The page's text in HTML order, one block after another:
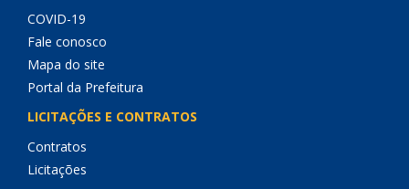
COVID-19
Fale conosco
Mapa do site
Portal da Prefeitura
LICITAÇÕES E CONTRATOS
Contratos
Licitações